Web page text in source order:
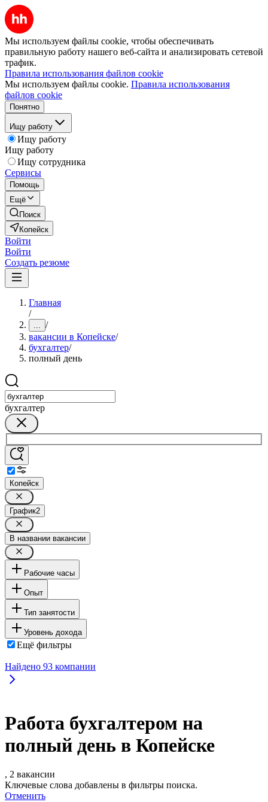
Мы используем файлы cookie, чтобы обеспечивать
правильную работу нашего веб-сайта и анализировать сетевой
трафик.
Правила использования файлов cookie
Мы используем файлы cookie. Правила использования
файлов cookie
Понятно
Ищу работу
Ищу работу
Ищу работу
Ищу сотрудника
Сервисы
Помощь
Ещё
Поиск
Копейск
Войти
Войти
Создать резюме
Главная
/
... /
вакансии в Копейске/
бухгалтер/
полный день
бухгалтер
Копейск
График2
В названии вакансии
Рабочие часы
Опыт
Тип занятости
Уровень дохода
Ещё фильтры
Найдено 93 компании
Работа бухгалтером на
полный день в Копейске
, 2 вакансии
Ключевые слова добавлены в фильтры поиска.
Отменить